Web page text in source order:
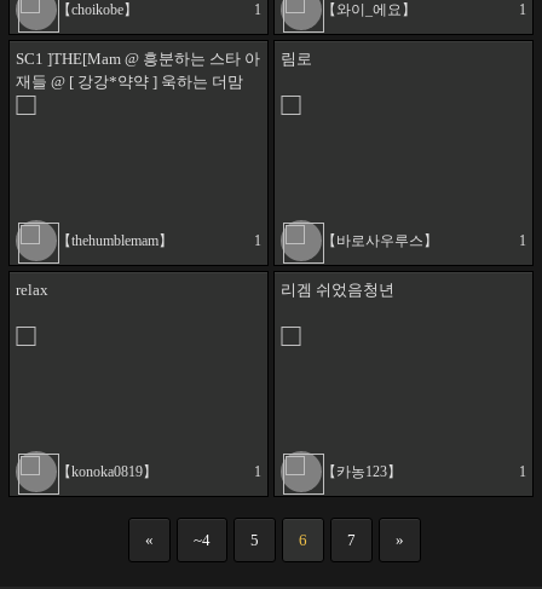
【choikobe】 1 【와이_에요】 1
SC1 ]THE[Mam @ 흥분하는 스타 아
재들 @ [ 강강*약약 ] 욱하는 더맘
【thehumblemam】 1
림로
【바로사우루스】 1
relax
【konoka0819】 1
리겜 쉬었음청년
【카농123】 1
« ~4 5 6 7 »